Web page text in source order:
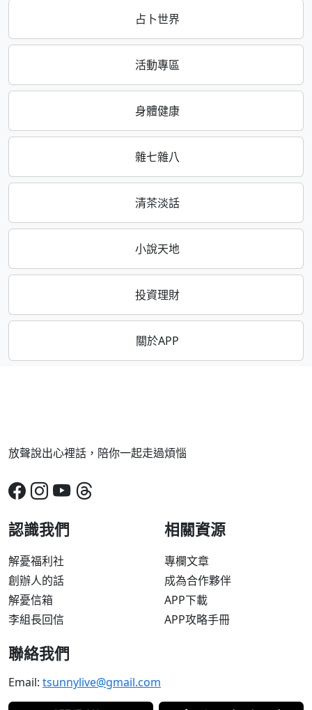
占卜世界
活動專區
身體健康
雜七雜八
清茶淡話
小說天地
投資理財
關於APP
放聲說出心裡話，陪你一起走過煩惱
認識我們
解憂福利社
創辦人的話
解憂信箱
李組長回信
相關資源
專欄文章
成為合作夥伴
APP下載
APP攻略手冊
聯絡我們
Email: tsunnylive@gmail.com